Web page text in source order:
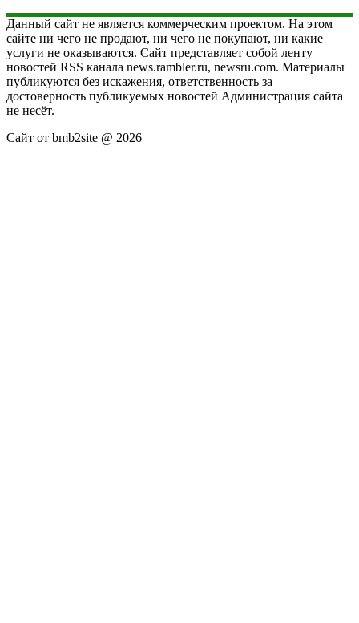
Данный сайт не является коммерческим проектом. На этом
сайте ни чего не продают, ни чего не покупают, ни какие
услуги не оказываются. Сайт представляет собой ленту
новостей RSS канала news.rambler.ru, newsru.com. Материалы
публикуются без искажения, ответственность за
достоверность публикуемых новостей Администрация сайта
не несёт.
Сайт от bmb2site @ 2026